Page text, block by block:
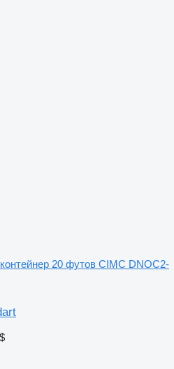
контейнер 20 футов CIMC DNOC2-